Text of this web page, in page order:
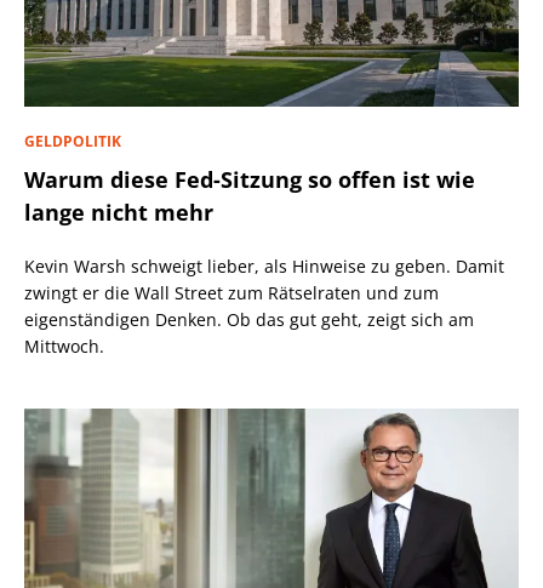
GELDPOLITIK
Warum diese Fed-Sitzung so offen ist wie
lange nicht mehr
Kevin Warsh schweigt lieber, als Hinweise zu geben. Damit
zwingt er die Wall Street zum Rätselraten und zum
eigenständigen Denken. Ob das gut geht, zeigt sich am
Mittwoch.